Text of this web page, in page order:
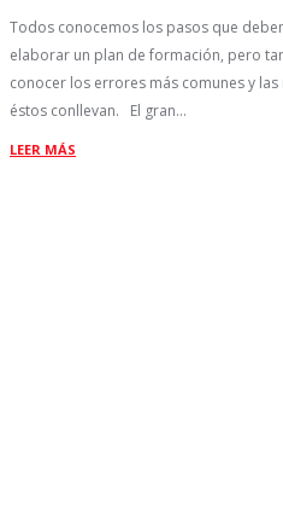
Todos conocemos los pasos que
elaborar un plan de formación, pero
conocer los errores más comunes y
éstos conllevan. El gran…
LEER MÁS